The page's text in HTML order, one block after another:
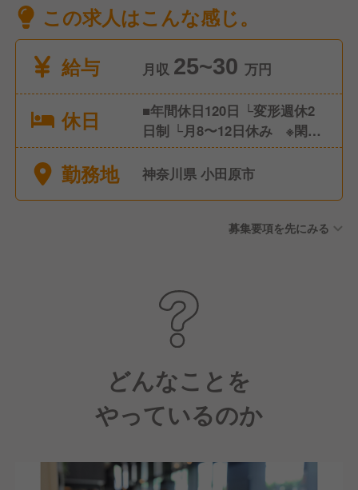
この求人はこんな感じ。
給与
月収 25~30 万円
休日
■年間休日120日 └変形週休2
日制 └月8〜12日休み ※閑散
期・繁忙期によって変動あり
■年次有給休暇(平均年間有給
有給を使って最大8日間休めま
勤務地 神奈川県 小田原市
募集要項を先にみる
どんなことを
やっているのか